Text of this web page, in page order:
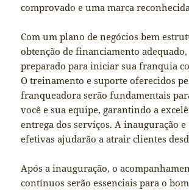
comprovado e uma marca
Com um plano de negócios bem
obtenção de financiamento adequado,
preparado para iniciar sua franquia
O treinamento e suporte oferecidos
franqueadora serão fundamentais
você e sua equipe, garantindo a
entrega dos serviços. A inauguração
efetivas ajudarão a atrair clientes
Após a inauguração, o
contínuos serão essenciais para o bom